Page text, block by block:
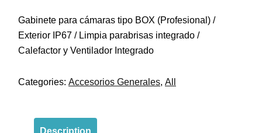
Gabinete para cámaras tipo BOX (Profesional) /
Exterior IP67 / Limpia parabrisas integrado /
Calefactor y Ventilador Integrado
Categories: Accesorios Generales, All